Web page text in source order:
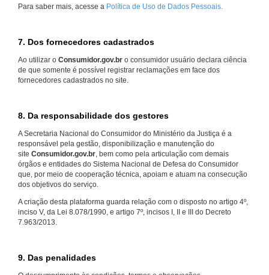
Para saber mais, acesse a Política de Uso de Dados Pessoais.
7. Dos fornecedores cadastrados
Ao utilizar o Consumidor.gov.br o consumidor usuário declara ciência
de que somente é possível registrar reclamações em face dos
fornecedores cadastrados no site.
8. Da responsabilidade dos gestores
A Secretaria Nacional do Consumidor do Ministério da Justiça é a
responsável pela gestão, disponibilização e manutenção do
site Consumidor.gov.br, bem como pela articulação com demais
órgãos e entidades do Sistema Nacional de Defesa do Consumidor
que, por meio de cooperação técnica, apoiam e atuam na consecução
dos objetivos do serviço.
A criação desta plataforma guarda relação com o disposto no artigo 4º,
inciso V, da Lei 8.078/1990, e artigo 7º, incisos I, II e III do Decreto
7.963/2013.
9. Das penalidades